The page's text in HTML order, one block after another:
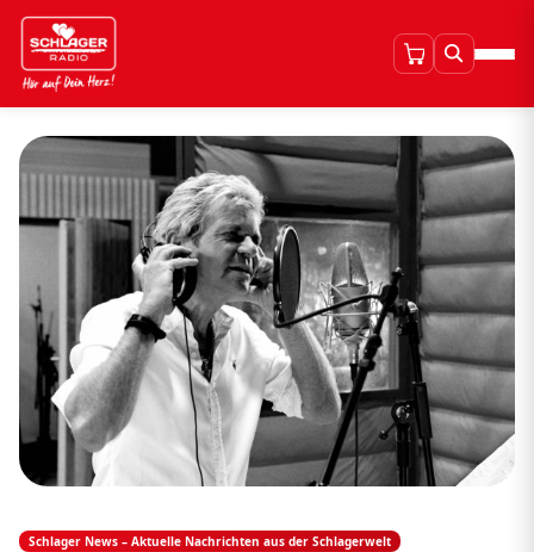
Schlager News – Aktuelle Nachrichten aus der Schlagerwelt